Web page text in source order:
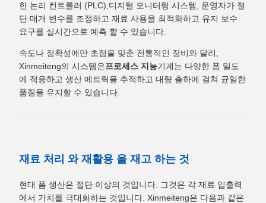
한 논리 컨트롤러 (PLC),디지털 모니터링 시스템, 운영자가 절
단 매개 변수를 조정하고 재료 사용을 최적화하고 유지 보수
요구를 실시간으로 예측 할 수 있습니다.
속도나 정확성에만 초점을 맞춘 전통적인 장비와 달리,
Xinmeiteng의 시스템은프로세스 지능기계는 다양한 폼 밀도
에 적응하고 생산 메트릭을 추적하고 대량 출하에 걸쳐 균일한
품질을 유지할 수 있습니다.
재료 처리 와 재활용 을 재고 하는 것
현대 폼 생산은 절단 이상의 것입니다. 그것은 각 재료 입출력
에서 가치를 극대화하는 것입니다. Xinmeiteng은 다음과 같은